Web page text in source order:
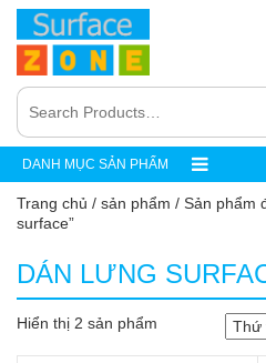
DANH MỤC SẢN PHẨM
Trang chủ / sản phẩm / Sản phẩm
surface”
DÁN LƯNG
Hiển thị 2 sản phẩm